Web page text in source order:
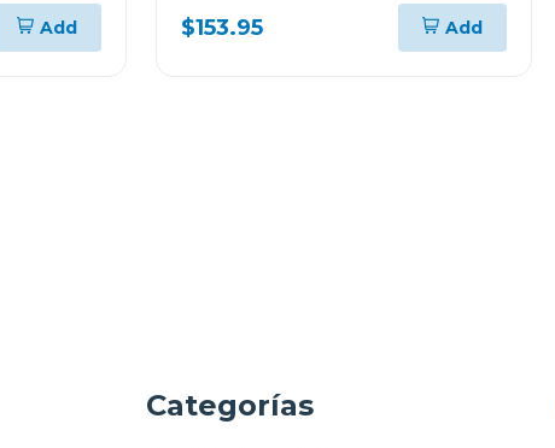
Add $153.95 Add
Categorías